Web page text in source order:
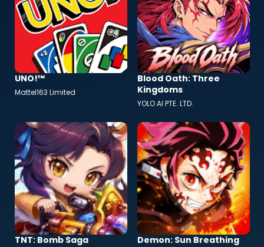
UNO!™
Mattel163 Limited
Blood Oath: Three
Kingdoms
YOLO AI PTE. LTD.
TNT: Bomb Saga Demon: Sun Breathing